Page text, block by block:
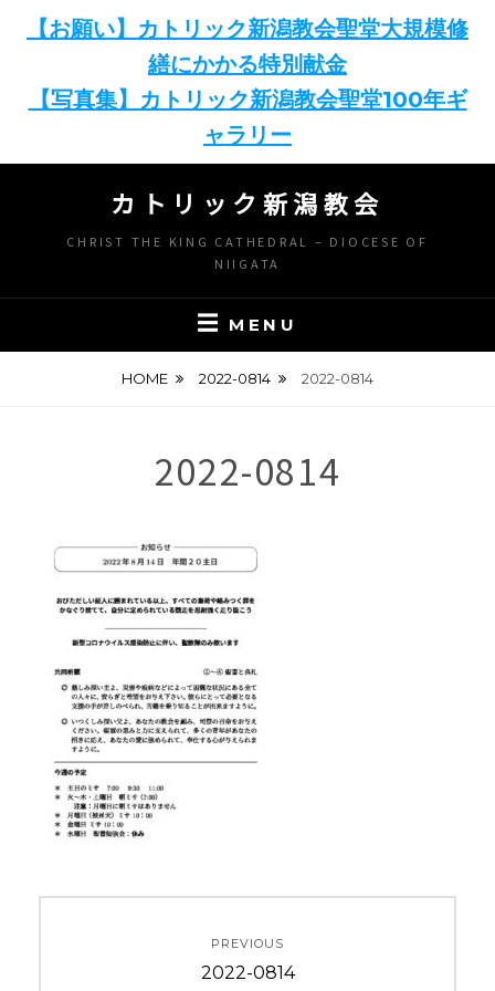
【お願い】カトリック新潟教会聖堂大規模修
繕にかかる特別献金
【写真集】カトリック新潟教会聖堂100年ギ
ャラリー
content
カトリック新潟教会
CHRIST THE KING CATHEDRAL – DIOCESE OF
NIIGATA
MENU
HOME 2022-0814 2022-0814
2022-0814
PREVIOUS
Previous
2022-0814